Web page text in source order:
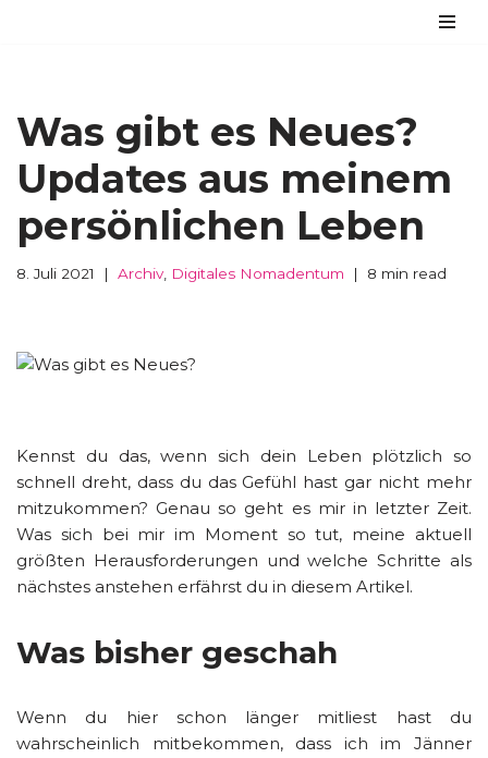
Was gibt es Neues?
Updates aus meinem
persönlichen Leben
8. Juli 2021 Archiv Digitales Nomadentum 8 min read
Kennst du das, wenn sich dein Leben plötzlich so
schnell dreht, dass du das Gefühl hast gar nicht mehr
mitzukommen? Genau so geht es mir in letzter Zeit.
Was sich bei mir im Moment so tut, meine aktuell
größten Herausforderungen und welche Schritte als
nächstes anstehen erfährst du in diesem Artikel.
Was bisher geschah
Wenn du hier schon länger mitliest hast du
wahrscheinlich mitbekommen, dass ich im Jänner